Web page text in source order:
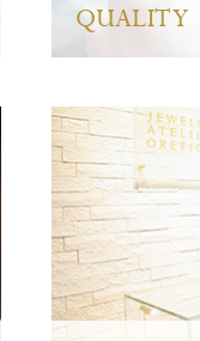
QUALITY